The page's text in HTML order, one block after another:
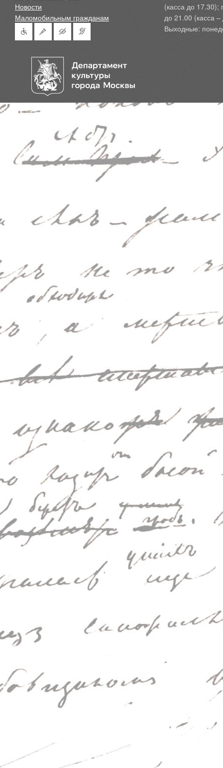
Новости
Маломобильным гражданам
(касса до 17.30);
до 21.00 (касса
Выходные: